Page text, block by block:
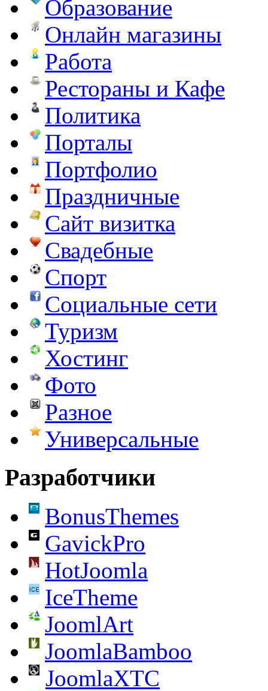
Образование
Онлайн магазины
Работа
Рестораны и Кафе
Политика
Порталы
Портфолио
Праздничные
Сайт визитка
Свадебные
Спорт
Социальные сети
Туризм
Хостинг
Фото
Разное
Универсальные
Разработчики
BonusThemes
GavickPro
HotJoomla
IceTheme
JoomlArt
JoomlaBamboo
JoomlaXTC